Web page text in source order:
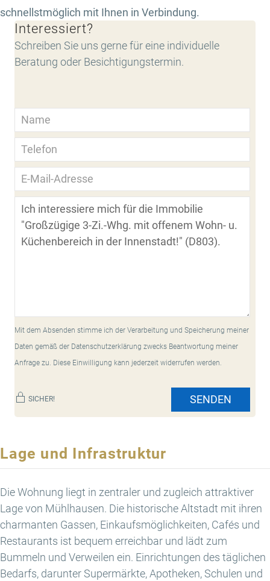
schnellstmöglich mit Ihnen in Verbindung.
Interessiert?
Schreiben Sie uns gerne für eine individuelle
Beratung oder Besichtigungstermin.
Mit dem Absenden stimme ich der Verarbeitung und Speicherung meiner
Daten gemäß der Datenschutzerklärung zwecks Beantwortung meiner
Anfrage zu. Diese Einwilligung kann jederzeit widerrufen werden.
SICHER! SENDEN
Lage und Infrastruktur
Die Wohnung liegt in zentraler und zugleich attraktiver
Lage von Mühlhausen. Die historische Altstadt mit ihren
charmanten Gassen, Einkaufsmöglichkeiten, Cafés und
Restaurants ist bequem erreichbar und lädt zum
Bummeln und Verweilen ein. Einrichtungen des täglichen
Bedarfs, darunter Supermärkte, Apotheken, Schulen und